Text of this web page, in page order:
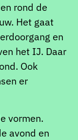
rond de
Het gaat
en
het IJ. Daar
Ook
er
vormen.
avond en